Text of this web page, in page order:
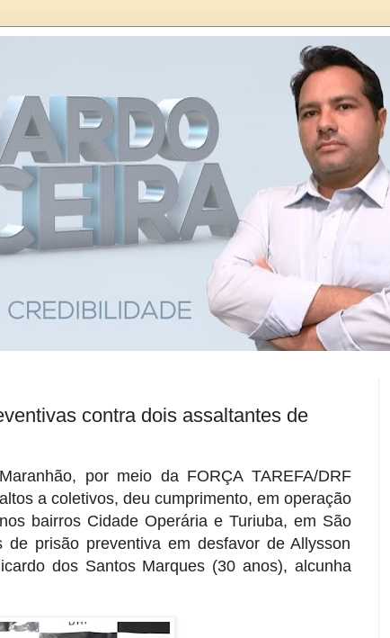
contra dois assaltantes de
por meio da FORÇA TAREFA/DRF
a coletivos, deu cumprimento, em operação
bairros Cidade Operária e Turiuba, em São
prisão preventiva em desfavor de Allysson
dos Santos Marques (30 anos), alcunha